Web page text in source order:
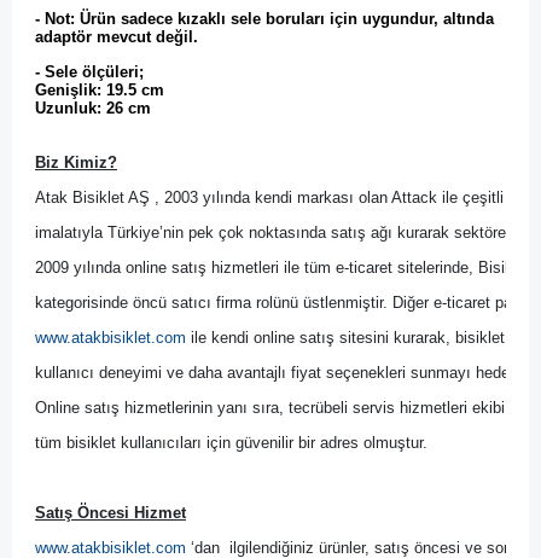
- Not: Ürün sadece kızaklı sele boruları için uygundur, altında
adaptör mevcut değil.
- Sele ölçüleri;
Genişlik: 19.5 cm
Uzunluk: 26 cm
Biz Kimiz?
Atak Bisiklet AŞ , 2003 yılında kendi markası olan Attack ile çeşitli
imalatıyla Türkiye’nin pek çok noktasında satış ağı kurarak sektöre
2009 yılında online satış hizmetleri ile tüm e-ticaret sitelerinde,
kategorisinde öncü satıcı firma rolünü üstlenmiştir. Diğer e-ticaret
www.atakbisiklet.com ile kendi online satış sitesini kurarak, bisiklet
kullanıcı deneyimi ve daha avantajlı fiyat seçenekleri sunmayı
Online satış hizmetlerinin yanı sıra, tecrübeli servis hizmetleri ekibi ile
tüm bisiklet kullanıcıları için güvenilir bir adres olmuştur.
Satış Öncesi Hizmet
www.atakbisiklet.com ‘dan  ilgilendiğiniz ürünler, satış öncesi ve